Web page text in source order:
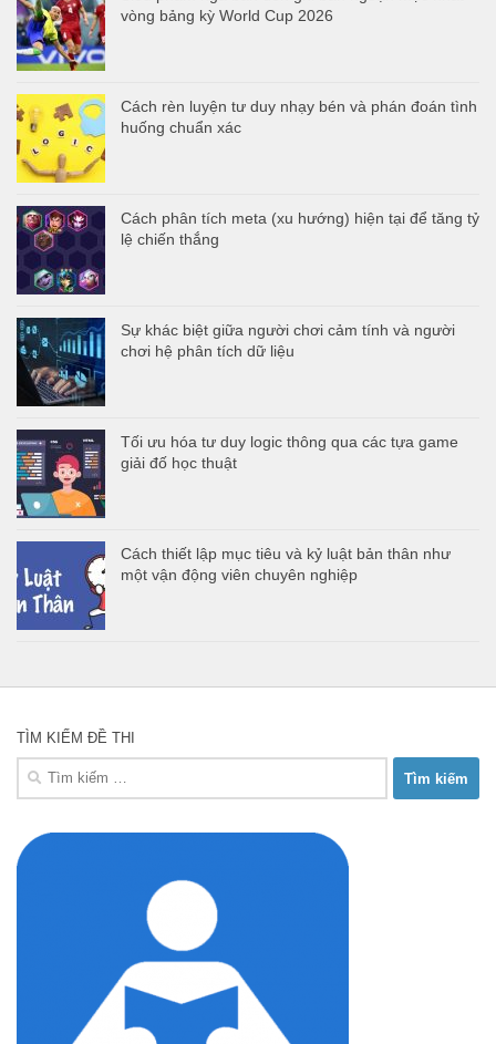
vòng bảng kỳ World Cup 2026
Cách rèn luyện tư duy nhạy bén và phán đoán tình
huống chuẩn xác
Cách phân tích meta (xu hướng) hiện tại để tăng tỷ
lệ chiến thắng
Sự khác biệt giữa người chơi cảm tính và người
chơi hệ phân tích dữ liệu
Tối ưu hóa tư duy logic thông qua các tựa game
giải đố học thuật
Cách thiết lập mục tiêu và kỷ luật bản thân như
một vận động viên chuyên nghiệp
TÌM KIẾM ĐỀ THI
Tìm